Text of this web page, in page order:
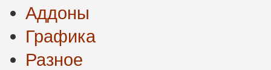
Аддоны
Графика
Разное